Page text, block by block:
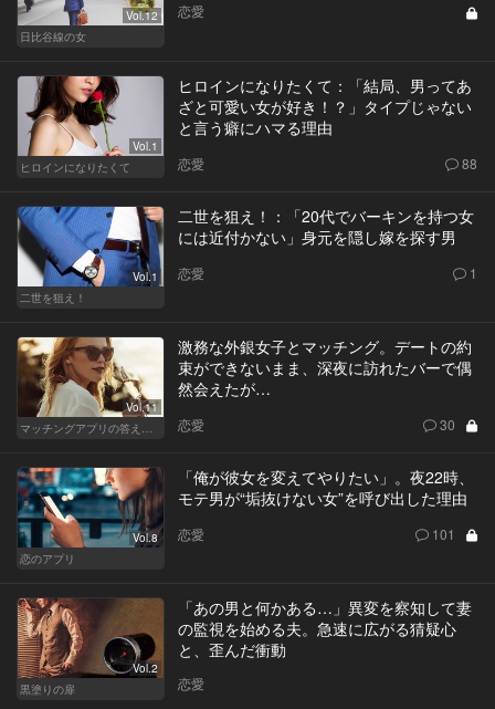
Vol.12
日比谷線の女
恋愛
Vol.1
ヒロインになりたくて
ヒロインになりたくて：「結局、男ってあ
ざと可愛い女が好き！？」タイプじゃない
と言う癖にハマる理由
恋愛 88
Vol.1
二世を狙え！
二世を狙え！：「20代でバーキンを持つ女
には近付かない」身元を隠し嫁を探す男
恋愛 1
Vol.11
激務な外銀女子とマッチング。デートの約
束ができないまま、深夜に訪れたバーで偶
然会えたが…
恋愛 30
Vol.8
恋のアプリ
「俺が彼女を変えてやりたい」。夜22時、
モテ男が“垢抜けない女”を呼び出した理由
恋愛 101
Vol.2
黒塗りの扉
「あの男と何かある…」異変を察知して妻
の監視を始める夫。急速に広がる猜疑心
と、歪んだ衝動
恋愛